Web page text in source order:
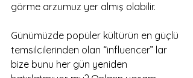
görme arzumuz yer almış olabilir.
Günümüzde popüler kültürün en güçlü
temsilcilerinden olan “influencer” lar
bize bunu her gün yeniden